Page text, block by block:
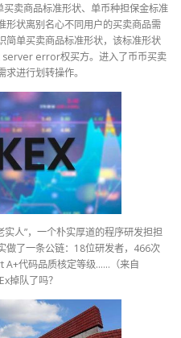
卖商品标准形状、单币种担保金标准
形状离别名心不同用户的买卖商品需
简单买卖商品标准形状，该标准形状
server error权买方。进入了币币买卖
进行划转操作。
人”，一个朴实厚道的程序研发担担
做了一条公链：18位研发者，466次
A+代码品质核定等级……（来自
掉队了吗？